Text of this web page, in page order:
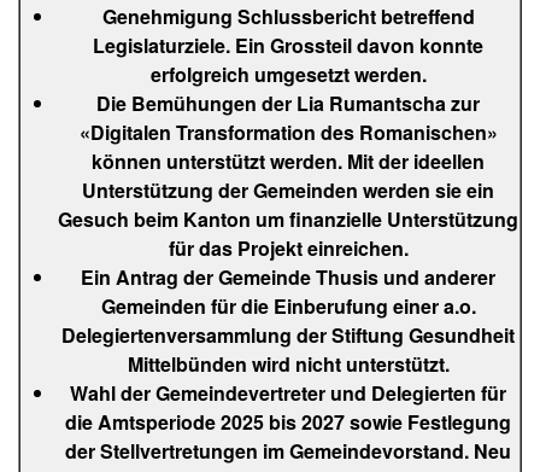
Genehmigung Schlussbericht betreffend
Legislaturziele. Ein Grossteil davon konnte
erfolgreich umgesetzt werden.
Die Bemühungen der Lia Rumantscha zur
«Digitalen Transformation des Romanischen»
können unterstützt werden. Mit der ideellen
Unterstützung der Gemeinden werden sie ein
Gesuch beim Kanton um finanzielle Unterstützung
für das Projekt einreichen.
Ein Antrag der Gemeinde Thusis und anderer
Gemeinden für die Einberufung einer a.o.
Delegiertenversammlung der Stiftung Gesundheit
Mittelbünden wird nicht unterstützt.
Wahl der Gemeindevertreter und Delegierten für
die Amtsperiode 2025 bis 2027 sowie Festlegung
der Stellvertretungen im Gemeindevorstand. Neu